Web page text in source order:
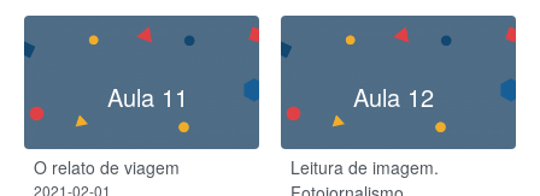
Aula 11
O relato de viagem
2021-02-01
Aula 12
Leitura de imagem.